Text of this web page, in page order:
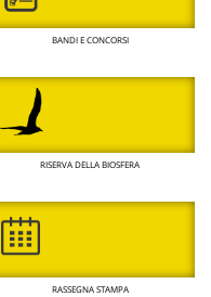
BANDI E CONCORSI
RISERVA DELLA BIOSFERA
RASSEGNA STAMPA